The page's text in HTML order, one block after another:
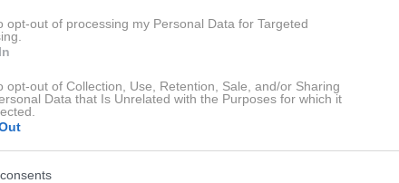
opt-out of processing my Personal Data for Targeted
opt-out of Collection, Use, Retention, Sale, and/or Sharing
Data that Is Unrelated with the Purposes for which it
odprta ali zaprta okna?
le zunaj, temveč tudi v notranjih prostorih. Mnogi ob
za "svež zrak", spet drugi pa si oken ne upajo odpreti,
višja temperatura. Kaj pa je v resnici
odgovora.